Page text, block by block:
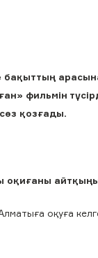
фильмін
қозғады.
оқиғаны
оқуға